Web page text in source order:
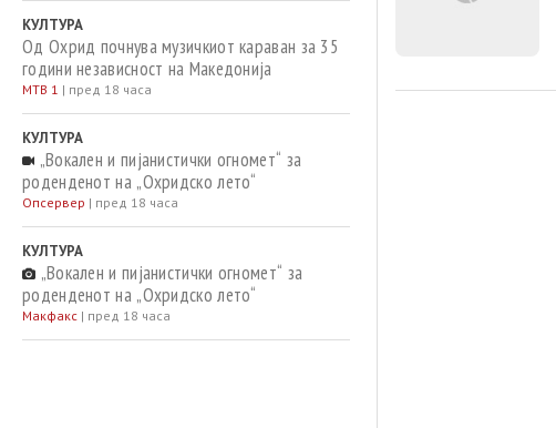
КУЛТУРА
Од Охрид почнува музичкиот караван за 35
години независност на Македонија
МТВ 1 | пред 18 часа
КУЛТУРА
„Вокален и пијанистички огномет“ за
роденденот на „Охридско лето“
Опсервер | пред 18 часа
КУЛТУРА
„Вокален и пијанистички огномет“ за
роденденот на „Охридско лето“
Макфакс | пред 18 часа